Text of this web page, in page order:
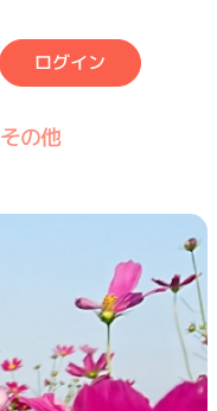
ログイン
その他